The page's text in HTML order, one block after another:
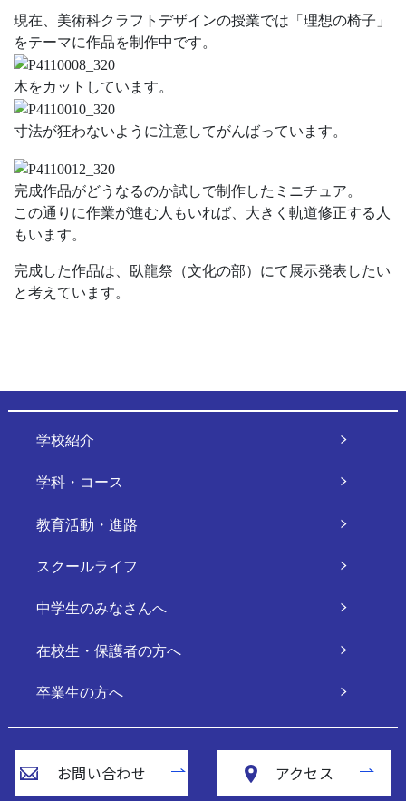
現在、美術科クラフトデザインの授業では「理想の椅子」
をテーマに作品を制作中です。
木をカットしています。
寸法が狂わないように注意してがんばっています。
完成作品がどうなるのか試しで制作したミニチュア。
この通りに作業が進む人もいれば、大きく軌道修正する人
もいます。
完成した作品は、臥龍祭（文化の部）にて展示発表したい
と考えています。
学校紹介
学科・コース
教育活動・進路
スクールライフ
中学生のみなさんへ
在校生・保護者の方へ
卒業生の方へ
お問い合わせ アクセス